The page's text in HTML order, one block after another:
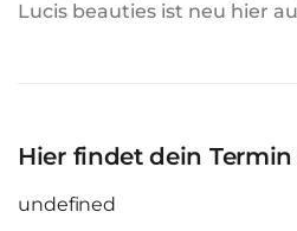
Lucis beauties ist neu hier
Hier findet dein
undefined